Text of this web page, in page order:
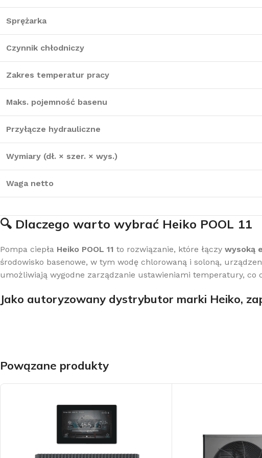
Sprężarka
Czynnik chłodniczy
Zakres temperatur pracy
Maks. pojemność basenu
Przyłącze hydrauliczne
Wymiary (dł. × szer. × wys.)
Waga netto
🔍 Dlaczego warto wybrać Heiko POOL 11
Pompa ciepła Heiko POOL 11 to rozwiązanie, które łączy wysoką
środowisko basenowe, w tym wodę chlorowaną i soloną,
umożliwiają wygodne zarządzanie ustawieniami temperatury,
Jako autoryzowany dystrybutor marki Heiko,
Powązane produkty